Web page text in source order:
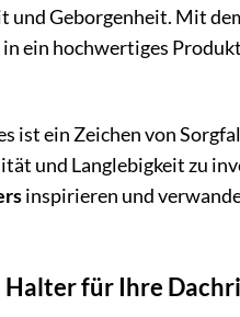
und Geborgenheit. Mit
ein hochwertiges
ein Zeichen von
und Langlebigkeit zu
inspirieren und
Halter für Ihre